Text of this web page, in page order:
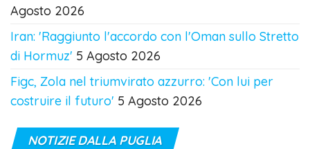
Agosto 2026
Iran: 'Raggiunto l'accordo con l'Oman sullo Stretto
di Hormuz' 5 Agosto 2026
Figc, Zola nel triumvirato azzurro: 'Con lui per
costruire il futuro' 5 Agosto 2026
NOTIZIE DALLA PUGLIA